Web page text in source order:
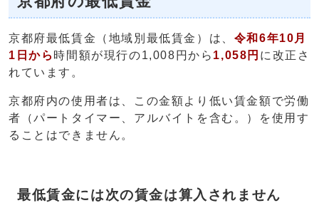
京都府最低賃金（地域別最低賃金）は、 令和6年10月
1日から 時間額が現行の1,008円から 1,058 円 に改正さ
れています。
京都府内の使用者は、この金額より低い賃金額で労働
者（パートタイマー、アルバイトを含む。）を使用す
ることはできません。
最低賃金には次の賃金は算入されません